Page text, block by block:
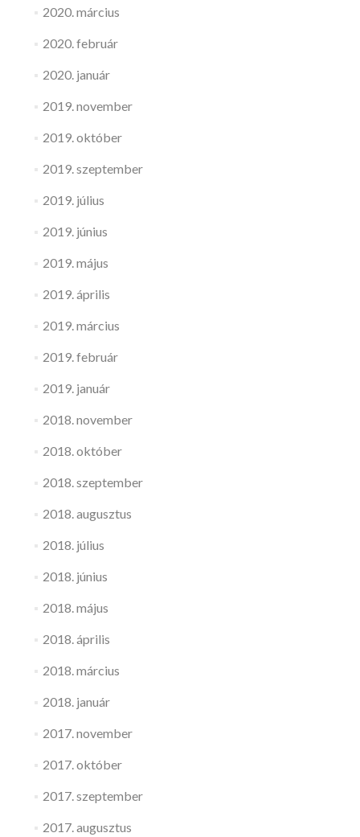
2020. március
2020. február
2020. január
2019. november
2019. október
2019. szeptember
2019. július
2019. június
2019. május
2019. április
2019. március
2019. február
2019. január
2018. november
2018. október
2018. szeptember
2018. augusztus
2018. július
2018. június
2018. május
2018. április
2018. március
2018. január
2017. november
2017. október
2017. szeptember
2017. augusztus